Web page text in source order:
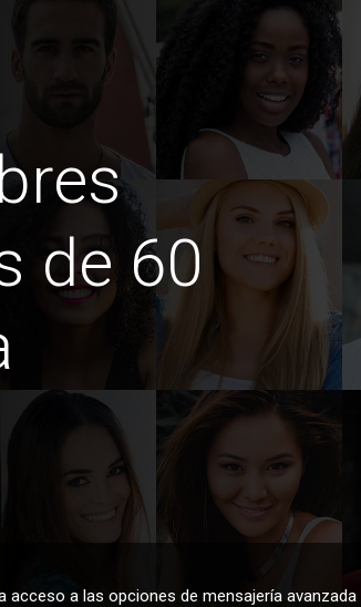
de 60
acceso a las opciones de mensajería avanzada